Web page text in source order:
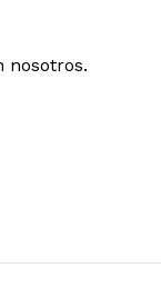
nosotros.